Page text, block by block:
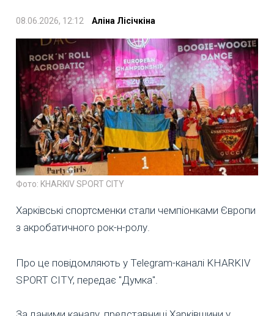
08.06.2026, 12:12 Аліна Лісічкіна
Фото: KHARKIV SPORT CITY
Харківські спортсменки стали чемпіонками Європи
з акробатичного рок-н-ролу.
Про це повідомляють у Telegram-каналі KHARKIV
SPORT CITY, передає "Думка".